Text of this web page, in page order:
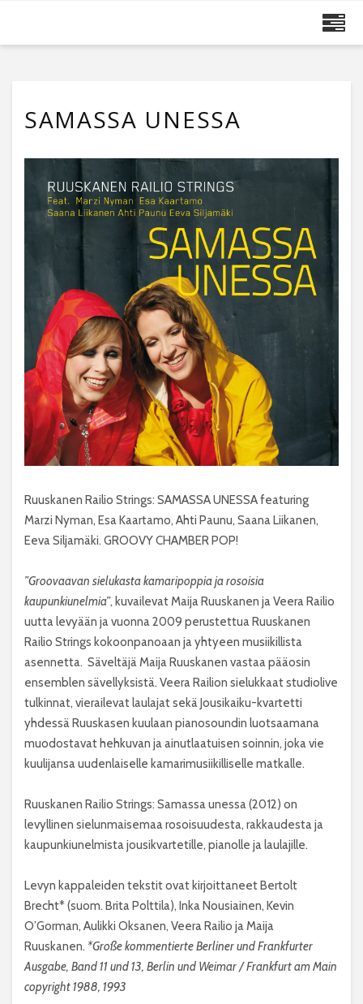
SAMASSA UNESSA
Ruuskanen Railio Strings: SAMASSA UNESSA featuring
Marzi Nyman, Esa Kaartamo, Ahti Paunu, Saana Liikanen,
Eeva Siljamäki. GROOVY CHAMBER POP!
”Groovaavan sielukasta kamaripoppia ja rosoisia
kaupunkiunelmia”, kuvailevat Maija Ruuskanen ja Veera Railio
uutta levyään ja vuonna 2009 perustettua Ruuskanen
Railio Strings kokoonpanoaan ja yhtyeen musiikillista
asennetta. Säveltäjä Maija Ruuskanen vastaa pääosin
ensemblen sävellyksistä. Veera Railion sielukkaat studiolive
tulkinnat, vierailevat laulajat sekä Jousikaiku-kvartetti
yhdessä Ruuskasen kuulaan pianosoundin luotsaamana
muodostavat hehkuvan ja ainutlaatuisen soinnin, joka vie
kuulijansa uudenlaiselle kamarimusiikilliselle matkalle.
Ruuskanen Railio Strings: Samassa unessa (2012) on
levyllinen sielunmaisemaa rosoisuudesta, rakkaudesta ja
kaupunkiunelmista jousikvartetille, pianolle ja laulajille.
Levyn kappaleiden tekstit ovat kirjoittaneet Bertolt
Brecht* (suom. Brita Polttila), Inka Nousiainen, Kevin
O’Gorman, Aulikki Oksanen, Veera Railio ja Maija
Ruuskanen. *Große kommentierte Berliner und Frankfurter
Ausgabe, Band 11 und 13, Berlin und Weimar / Frankfurt am Main
copyright 1988, 1993